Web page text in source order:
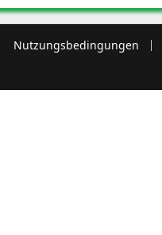
Nutzungsbedingungen